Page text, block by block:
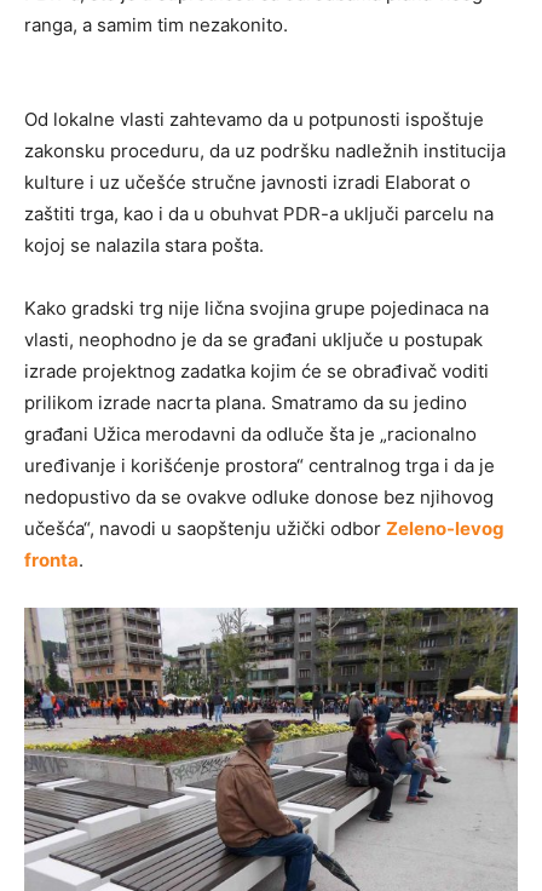
ranga, a samim tim nezakonito.
Od lokalne vlasti zahtevamo da u potpunosti ispoštuje
zakonsku proceduru, da uz podršku nadležnih institucija
kulture i uz učešće stručne javnosti izradi Elaborat o
zaštiti trga, kao i da u obuhvat PDR-a uključi parcelu na
kojoj se nalazila stara pošta.
Kako gradski trg nije lična svojina grupe pojedinaca na
vlasti, neophodno je da se građani uključe u postupak
izrade projektnog zadatka kojim će se obrađivač voditi
prilikom izrade nacrta plana. Smatramo da su jedino
građani Užica merodavni da odluče šta je „racionalno
uređivanje i korišćenje prostora“ centralnog trga i da je
nedopustivo da se ovakve odluke donose bez njihovog
učešća“, navodi u saopštenju užički odbor Zeleno-levog
fronta.